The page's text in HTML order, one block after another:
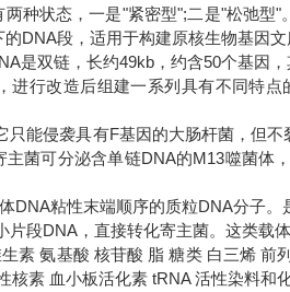
种状态，一是"紧密型";二是"松弛型
DNA段，适用于构建原核生物基因文
是双链，长约49kb，约含50个基因
进行改造后组建一系列具有不同特
只能侵袭具有F基因的大肠杆菌，但
菌可分泌含单链DNA的M13噬菌体
DNA粘性末端顺序的质粒DNA分子
段DNA，直接转化寄主菌。这类载
生素 氨基酸 核苷酸 脂 糖类 白三烯
核素 血小板活化素 tRNA 活性染料和